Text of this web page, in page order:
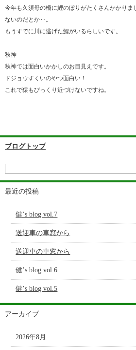
今年も久須母の橋に鯉のぼりがたくさんかかりま
ないのだとか‥。
もうすでに川に逃げた鯉がいるらしいです。
秋神
秋神では面白いかかしのお目見えです。
ドジョウすくいのやつ面白い！
これで猿もびっくり近づけないですね。
ブログトップ
最近の投稿
健’s blog vol.7
送迎車の車窓から
送迎車の車窓から
健’s blog vol.6
健’s blog vol.5
アーカイブ
2026年8月